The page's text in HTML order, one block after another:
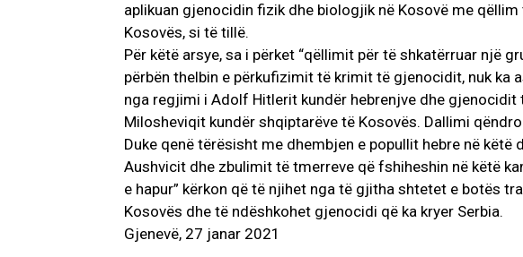
aplikuan gjenocidin fizik dhe biologjik në Kosovë me
Kosovës, si të tillë.
Për këtë arsye, sa i përket “qëllimit për të shkatërruar një
përbën thelbin e përkufizimit të krimit të gjenocidit, nuk ka
nga regjimi i Adolf Hitlerit kundër hebrenjve dhe gjenocidit
Milosheviqit kundër shqiptarëve të Kosovës. Dallimi
Duke qenë tërësisht me dhembjen e popullit hebre në
Aushvicit dhe zbulimit të tmerreve që fshiheshin në këtë
e hapur” kërkon që të njihet nga të gjitha shtetet e botës
Kosovës dhe të ndëshkohet gjenocidi që ka kryer Serbia.
Gjenevë, 27 janar 2021